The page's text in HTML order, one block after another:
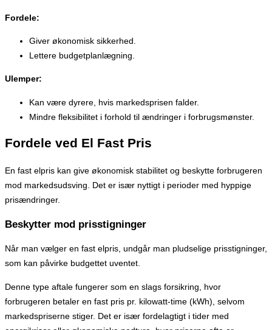
Fordele:
Giver økonomisk sikkerhed.
Lettere budgetplanlægning.
Ulemper:
Kan være dyrere, hvis markedsprisen falder.
Mindre fleksibilitet i forhold til ændringer i forbrugsmønster.
Fordele ved El Fast Pris
En fast elpris kan give økonomisk stabilitet og beskytte forbrugeren
mod markedsudsving. Det er især nyttigt i perioder med hyppige
prisændringer.
Beskytter mod prisstigninger
Når man vælger en fast elpris, undgår man pludselige prisstigninger,
som kan påvirke budgettet uventet.
Denne type aftale fungerer som en slags forsikring, hvor
forbrugeren betaler en fast pris pr. kilowatt-time (kWh), selvom
markedspriserne stiger. Det er især fordelagtigt i tider med